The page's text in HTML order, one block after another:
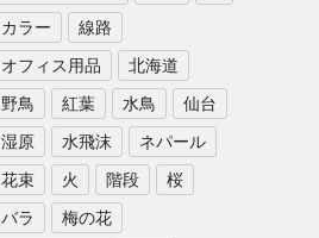
カラー
線路
オフィス用品
北海道
野鳥
紅葉 水鳥
仙台
湿原
水飛沫
ネパール
花束
火 階段
桜
バラ
梅の花